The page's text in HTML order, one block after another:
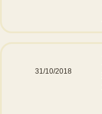
31/10/2018